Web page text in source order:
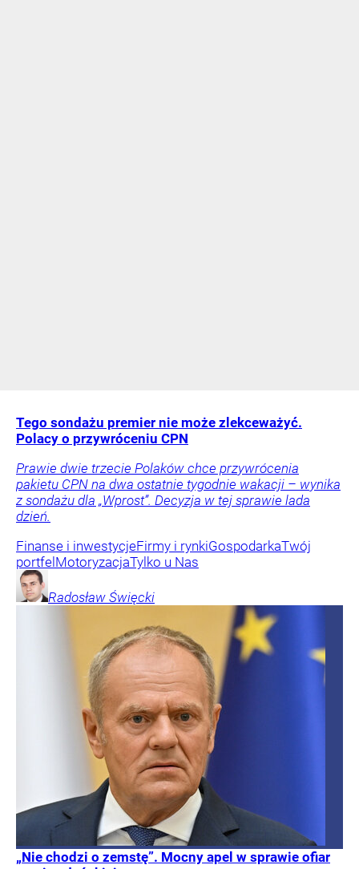
Tego sondażu premier nie może zlekceważyć.
Polacy o przywróceniu CPN
Prawie dwie trzecie Polaków chce przywrócenia
pakietu CPN na dwa ostatnie tygodnie wakacji – wynika
z sondażu dla „Wprost”. Decyzja w tej sprawie lada
dzień.
Finanse i inwestycjeFirmy i rynkiGospodarkaTwój
portfel MotoryzacjaTylko u Nas
Radosław Święcki
„Nie chodzi o zemstę”. Mocny apel w sprawie ofiar